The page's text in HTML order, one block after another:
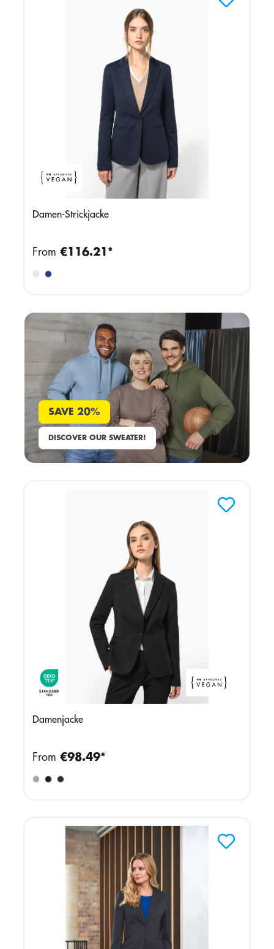
Damen-Strickjacke
From €116.21*
SAVE 20%
DISCOVER OUR SWEATER!
Damenjacke
From €98.49*